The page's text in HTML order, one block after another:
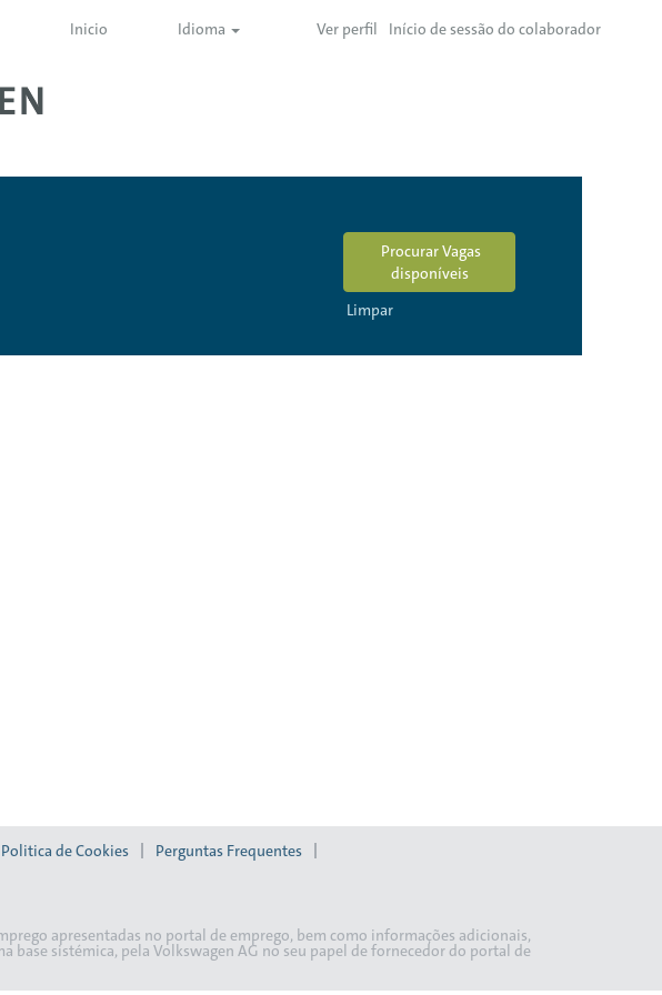
Inicio Idioma Ver perfil Início de sessão do colaborador
Limpar
Politica de Cookies
Perguntas Frequentes
apresentadas no portal de emprego, bem como informações adicionais,
base sistémica, pela Volkswagen AG no seu papel de fornecedor do portal de